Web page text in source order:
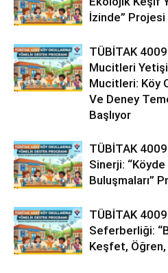
İzinde” Projesi
TÜBİTAK
Mucitleri
Mucitleri: Köy
Ve Deney
Başlıyor
TÜBİTAK
Sinerji:
Buluşmaları”
TÜBİTAK
Seferberliği:
Keşfet, Öğren,